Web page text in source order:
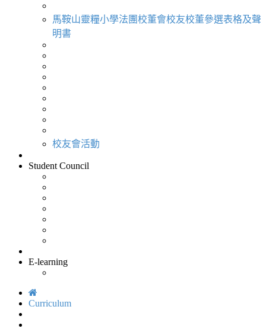
馬鞍山靈糧小學法團校董會校友校董參選表格及聲
明書
校友會活動
Student Council
E-learning
Curriculum